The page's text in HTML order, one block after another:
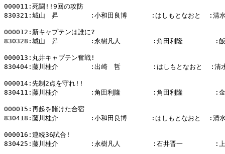
000011:死闘!!9回の攻防
830321:城山　昇        :小和田良博      :はしもとなおと  :清水
000012:新キャプテンは誰に?
830328:城山　昇        :永樹凡人        :角田利隆        :飯
000013:丸井キャプテン奮戦!
830404:藤川桂介        :出崎　哲        :はしもとなおと  :清
000014:先制2点を守れ!!
830411:藤川桂介        :角田利隆        :角田利隆        :金
000015:再起を賭けた合宿
830418:藤川桂介        :小和田良博      :はしもとなおと  :清水
000016:連続36試合!
830425:藤川桂介        :永樹凡人        :石井晋一        :上